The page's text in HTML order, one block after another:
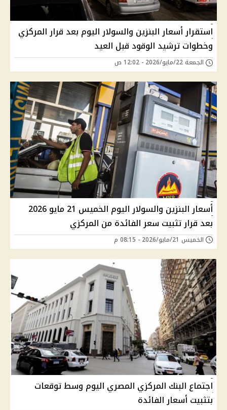
استقرار أسعار البنزين والسولار اليوم بعد قرار المركزي
وخطوات ترشيد الوقود قبل العيد
الجمعة 22/مايو/2026 - 12:02 ص
أسعار البنزين والسولار اليوم الخميس 21 مايو 2026
بعد قرار تثبيت سعر الفائدة من المركزي
الخميس 21/مايو/2026 - 08:15 م
اجتماع البنك المركزي المصري اليوم وسط توقعات
بتثبيت أسعار الفائدة